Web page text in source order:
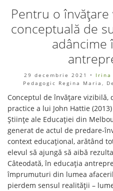
Pentru o
conceptuală de
adâncime
29 decembrie 2021 • Irina
Pedagogic Regina Maria,
Conceptul de învățare vizibilă,
practice a lui John Hattie
Științe ale Educației din
generat de actul de predare-
context educațional, arătând
elevul să ajungă să aibă
Câteodată, în educația
împrumuturi din lumea
pierdem sensul realității –